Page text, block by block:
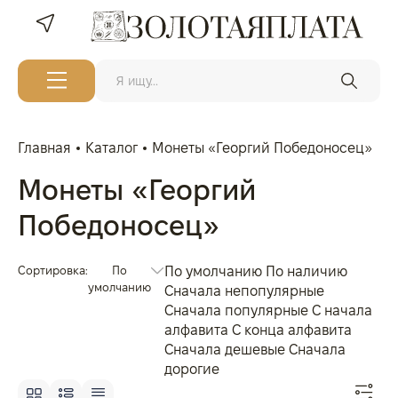
Главная Каталог Монеты «Георгий Победоносец»
Монеты «Георгий
Победоносец»
Сортировка:
По
умолчанию
По умолчанию По наличию
Сначала непопулярные
Сначала популярные С начала
алфавита С конца алфавита
Сначала дешевые Сначала
дорогие